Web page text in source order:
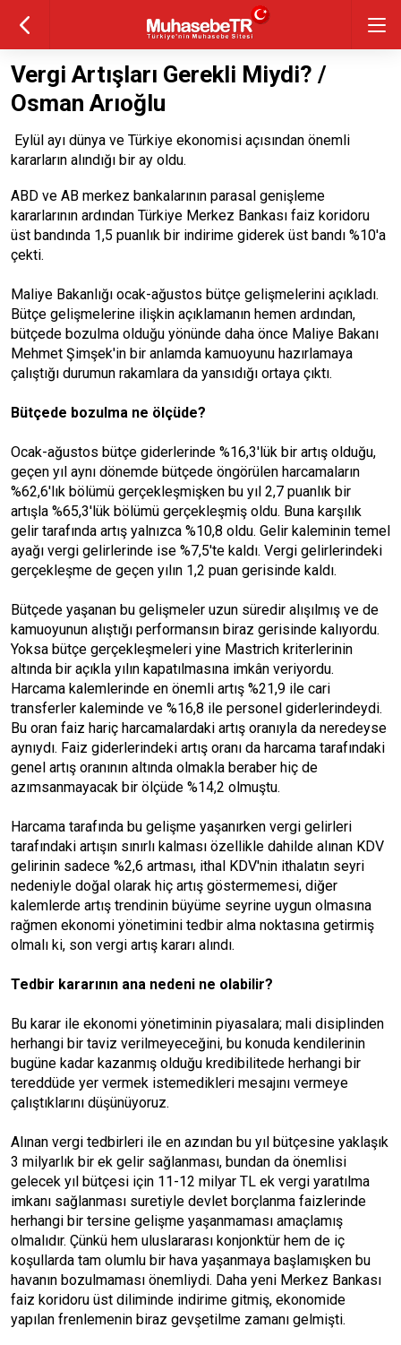
Vergi Artışları Gerekli Miydi? /
Osman Arıoğlu
Eylül ayı dünya ve Türkiye ekonomisi açısından önemli
kararların alındığı bir ay oldu.
ABD ve AB merkez bankalarının parasal genişleme
kararlarının ardından Türkiye Merkez Bankası faiz koridoru
üst bandında 1,5 puanlık bir indirime giderek üst bandı %10'a
çekti.
Maliye Bakanlığı ocak-ağustos bütçe gelişmelerini açıkladı.
Bütçe gelişmelerine ilişkin açıklamanın hemen ardından,
bütçede bozulma olduğu yönünde daha önce Maliye Bakanı
Mehmet Şimşek'in bir anlamda kamuoyunu hazırlamaya
çalıştığı durumun rakamlara da yansıdığı ortaya çıktı.
Bütçede bozulma ne ölçüde?
Ocak-ağustos bütçe giderlerinde %16,3'lük bir artış olduğu,
geçen yıl aynı dönemde bütçede öngörülen harcamaların
%62,6'lık bölümü gerçekleşmişken bu yıl 2,7 puanlık bir
artışla %65,3'lük bölümü gerçekleşmiş oldu. Buna karşılık
gelir tarafında artış yalnızca %10,8 oldu. Gelir kaleminin temel
ayağı vergi gelirlerinde ise %7,5'te kaldı. Vergi gelirlerindeki
gerçekleşme de geçen yılın 1,2 puan gerisinde kaldı.
Bütçede yaşanan bu gelişmeler uzun süredir alışılmış ve de
kamuoyunun alıştığı performansın biraz gerisinde kalıyordu.
Yoksa bütçe gerçekleşmeleri yine Mastrich kriterlerinin
altında bir açıkla yılın kapatılmasına imkân veriyordu.
Harcama kalemlerinde en önemli artış %21,9 ile cari
transferler kaleminde ve %16,8 ile personel giderlerindeydi.
Bu oran faiz hariç harcamalardaki artış oranıyla da neredeyse
aynıydı. Faiz giderlerindeki artış oranı da harcama tarafındaki
genel artış oranının altında olmakla beraber hiç de
azımsanmayacak bir ölçüde %14,2 olmuştu.
Harcama tarafında bu gelişme yaşanırken vergi gelirleri
tarafındaki artışın sınırlı kalması özellikle dahilde alınan KDV
gelirinin sadece %2,6 artması, ithal KDV'nin ithalatın seyri
nedeniyle doğal olarak hiç artış göstermemesi, diğer
kalemlerde artış trendinin büyüme seyrine uygun olmasına
rağmen ekonomi yönetimini tedbir alma noktasına getirmiş
olmalı ki, son vergi artış kararı alındı.
Tedbir kararının ana nedeni ne olabilir?
Bu karar ile ekonomi yönetiminin piyasalara; mali disiplinden
herhangi bir taviz verilmeyeceğini, bu konuda kendilerinin
bugüne kadar kazanmış olduğu kredibilitede herhangi bir
tereddüde yer vermek istemedikleri mesajını vermeye
çalıştıklarını düşünüyoruz.
Alınan vergi tedbirleri ile en azından bu yıl bütçesine yaklaşık
3 milyarlık bir ek gelir sağlanması, bundan da önemlisi
gelecek yıl bütçesi için 11-12 milyar TL ek vergi yaratılma
imkanı sağlanması suretiyle devlet borçlanma faizlerinde
herhangi bir tersine gelişme yaşanmaması amaçlamış
olmalıdır. Çünkü hem uluslararası konjonktür hem de iç
koşullarda tam olumlu bir hava yaşanmaya başlamışken bu
havanın bozulmaması önemliydi. Daha yeni Merkez Bankası
faiz koridoru üst diliminde indirime gitmiş, ekonomide
yapılan frenlemenin biraz gevşetilme zamanı gelmişti.